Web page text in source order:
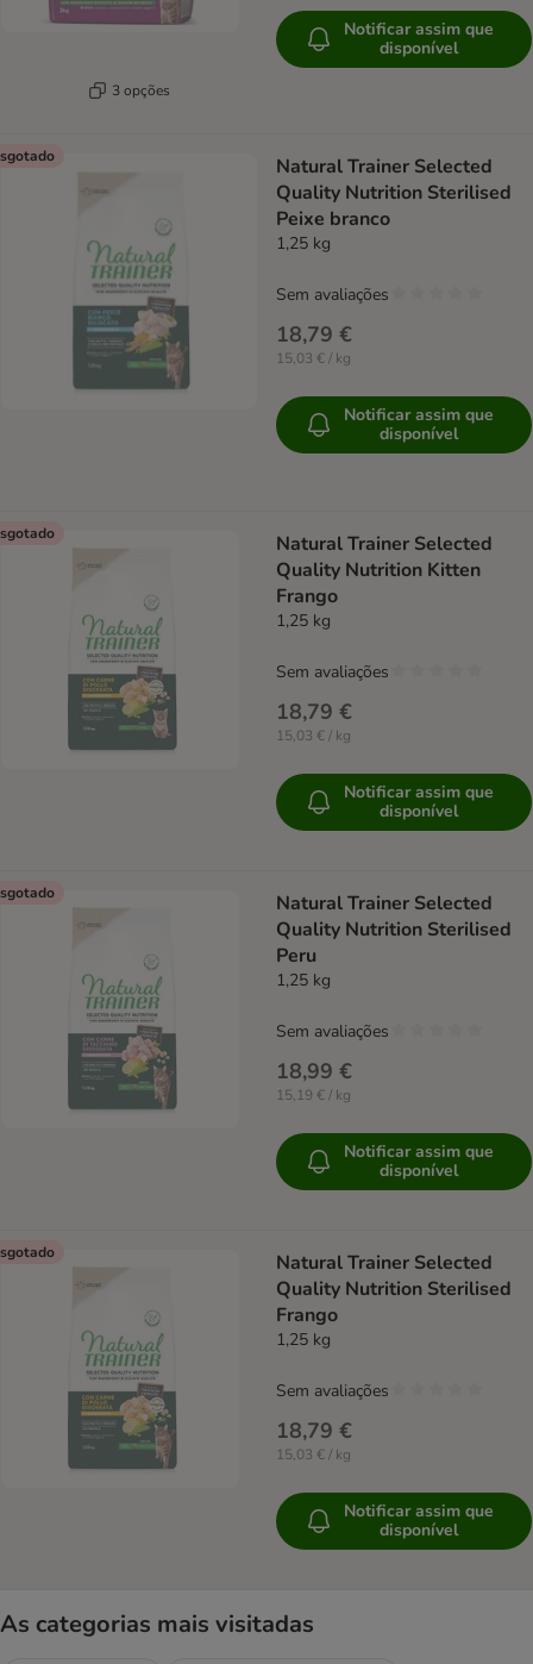
3 opções
Notificar assim que
disponível
Natural Trainer Selected
Quality Nutrition Sterilised
Peixe branco
1,25 kg
18,79 €
15,03 € / kg
Sem avaliações
Notificar assim que
disponível
Natural Trainer Selected
Quality Nutrition Kitten
Frango
1,25 kg
18,79 €
15,03 € / kg
Sem avaliações
Notificar assim que
disponível
Natural Trainer Selected
Quality Nutrition Sterilised
Peru
1,25 kg
18,99 €
15,19 € / kg
Sem avaliações
Notificar assim que
disponível
Natural Trainer Selected
Quality Nutrition Sterilised
Frango
1,25 kg
18,79 €
15,03 € / kg
Sem avaliações
Notificar assim que
disponível
As categorias mais visitadas